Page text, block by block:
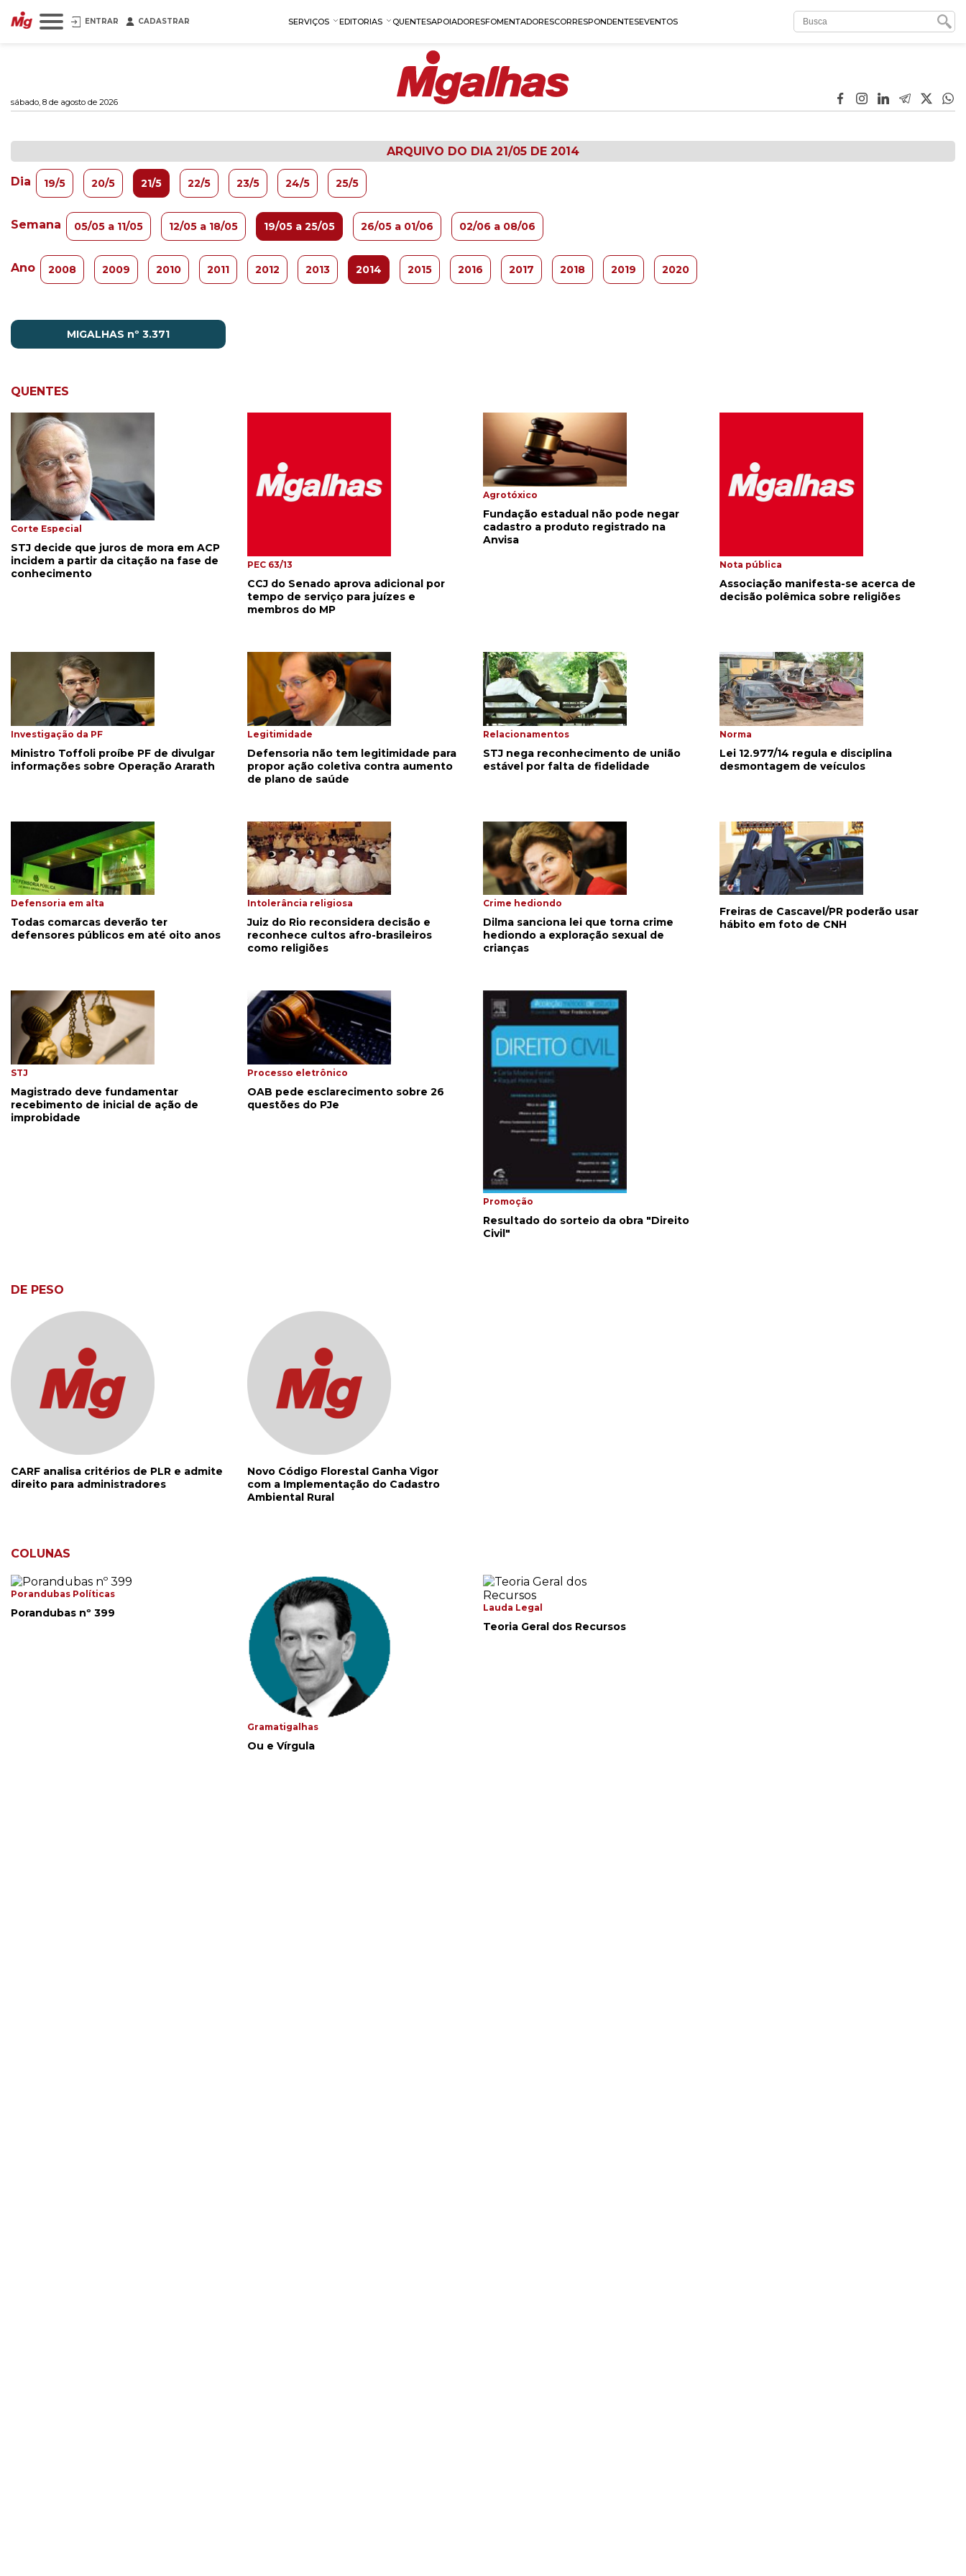
ENTRAR CADASTRAR SERVIÇOS EDITORIAS QUENTESAPOIADORESFOMENTADORESCORRESPONDENTESEVENTOS
sábado, 8 de agosto de 2026
ARQUIVO DO DIA 21/05 DE 2014
Dia 19/5 20/5 21/5 22/5 23/5 24/5 25/5
Semana 05/05 a 11/05 12/05 a 18/05 19/05 a 25/05 26/05 a 01/06 02/06 a 08/06
Ano 2008 2009 2010 2011 2012 2013 2014 2015 2016 2017 2018 2019 2020
MIGALHAS nº 3.371
QUENTES
Corte Especial
STJ decide que juros de mora em ACP
incidem a partir da citação na fase de
conhecimento
PEC 63/13
CCJ do Senado aprova adicional por
tempo de serviço para juízes e
membros do MP
Agrotóxico
Fundação estadual não pode negar
cadastro a produto registrado na
Anvisa
Nota pública
Associação manifesta-se acerca de
decisão polêmica sobre religiões
Investigação da PF
Ministro Toffoli proíbe PF de divulgar
informações sobre Operação Ararath
Legitimidade
Defensoria não tem legitimidade para
propor ação coletiva contra aumento
de plano de saúde
Relacionamentos
STJ nega reconhecimento de união
estável por falta de fidelidade
Norma
Lei 12.977/14 regula e disciplina
desmontagem de veículos
Defensoria em alta
Todas comarcas deverão ter
defensores públicos em até oito anos
Intolerância religiosa
Juiz do Rio reconsidera decisão e
reconhece cultos afro-brasileiros
como religiões
Crime hediondo
Dilma sanciona lei que torna crime
hediondo a exploração sexual de
crianças
Freiras de Cascavel/PR poderão usar
hábito em foto de CNH
STJ
Magistrado deve fundamentar
recebimento de inicial de ação de
improbidade
Processo eletrônico
OAB pede esclarecimento sobre 26
questões do PJe
Promoção
Resultado do sorteio da obra "Direito
Civil"
DE PESO
CARF analisa critérios de PLR e admite
direito para administradores
Novo Código Florestal Ganha Vigor
com a Implementação do Cadastro
Ambiental Rural
COLUNAS
Porandubas Políticas
Porandubas nº 399
Gramatigalhas
Ou e Vírgula
Lauda Legal
Teoria Geral dos Recursos